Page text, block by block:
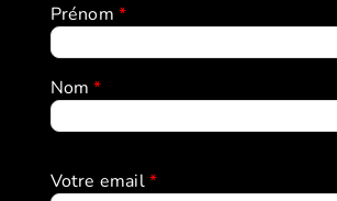
Prénom *
Nom*
Votre email*